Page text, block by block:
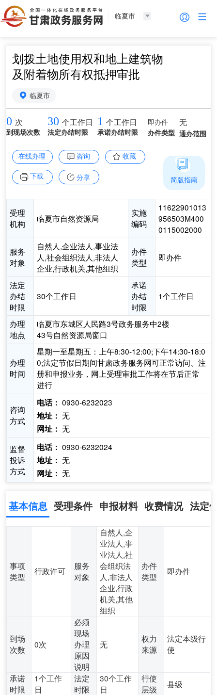
临夏市
划拨土地使用权和地上建筑物
及附着物所有权抵押审批
临夏市
0 次
到现场次数
30 个工作日
法定办结时限
1 个工作日
承诺办结时限
即办件
办件类型
无
通办范围
在线办理 咨询 收藏
下载 分享
受理
机构
临夏市自然资源局
实施
编码
11622901013
956503M400
0115002000
服务
对象
自然人,企业法人,事业法
人,社会组织法人,非法人
企业,行政机关,其他组织
办件
类型
即办件
法定
办结
时限
30个工作日
承诺
办结
时限
1个工作日
办理
地点
临夏市东城区人民路3号政务服务中2楼
43号自然资源局窗口
办理
时间
星期一至星期五：上午8:30-12:00;下午14:30-18:0
0;法定节假日期间甘肃政务服务网可正常访问、注
册和申报业务，网上受理审批工作将在节后正常
进行
咨询
方式
电话： 0930-6232023
地址： 无
网址： 无
监督
投诉
方式
电话： 0930-6232024
地址： 无
网址： 无
简版指南
基本信息 受理条件 申报材料 收费情况 法定
事项
类型
行政许可
服务
对象
自然人,企
业法人,事
业法人,社
会组织法
人,非法人
企业,行政
机关,其他
组织
办件
类型
即办件
到场
次数
0次
必须
现场
办理
原因
说明
无
权力
来源
法定本级行
使
承诺
时限
1个工作
日
法定
时限
30个工作
日
行使
层级
县级